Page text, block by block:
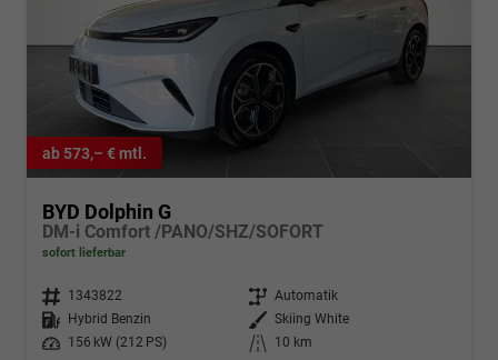
ab 573,– € mtl.
BYD Dolphin G
DM-i Comfort /PANO/SHZ/SOFORT
sofort lieferbar
Fahrzeugnr. 1343822 Getriebe Automatik
Kraftstoff
Hybrid Benzin Außenfarbe Skiing White
Leistung
156 kW (212 PS) Kilometerstand 10 km